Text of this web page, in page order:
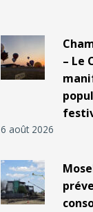
– Le
6 août 2026